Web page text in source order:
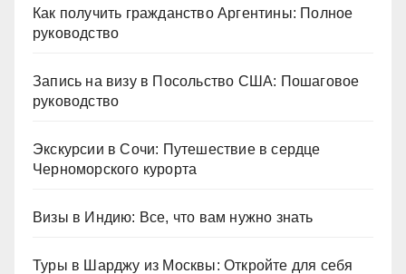
Как получить гражданство Аргентины: Полное
руководство
Запись на визу в Посольство США: Пошаговое
руководство
Экскурсии в Сочи: Путешествие в сердце
Черноморского курорта
Визы в Индию: Все, что вам нужно знать
Туры в Шарджу из Москвы: Откройте для себя